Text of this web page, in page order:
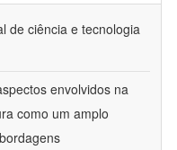
de ciência e tecnologia
envolvidos na
como um amplo